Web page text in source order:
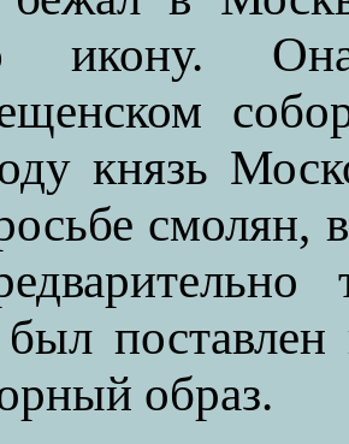
икону.
князь
смолян,
поставлен
образ.